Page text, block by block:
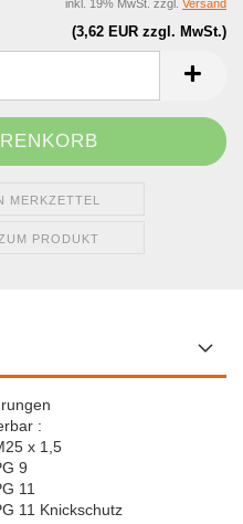
(3,62 EUR zzgl. MwSt.)
inkl. 19% MwSt. zzgl. Versand
MERKZETTEL
PRODUKT
:
x 1,5
9
11
11 Knickschutz